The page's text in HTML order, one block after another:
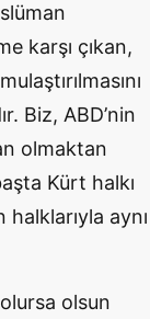
karşı çıkan,
Biz, ABD’nin
olmaktan
Kürt halkı
aynı
olsun